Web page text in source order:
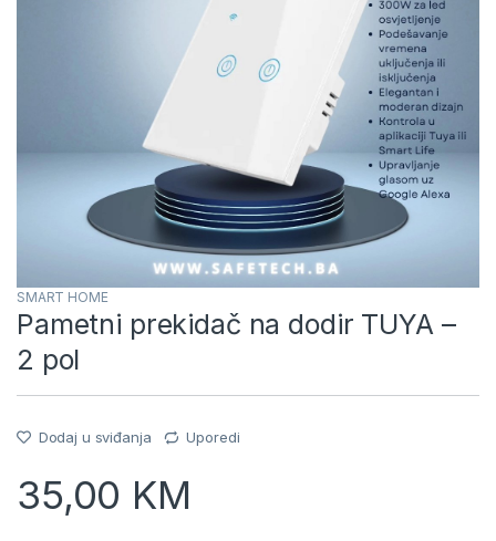
SMART HOME
Pametni prekidač na dodir TUYA –
2 pol
Dodaj u sviđanja Uporedi
35,00 KM